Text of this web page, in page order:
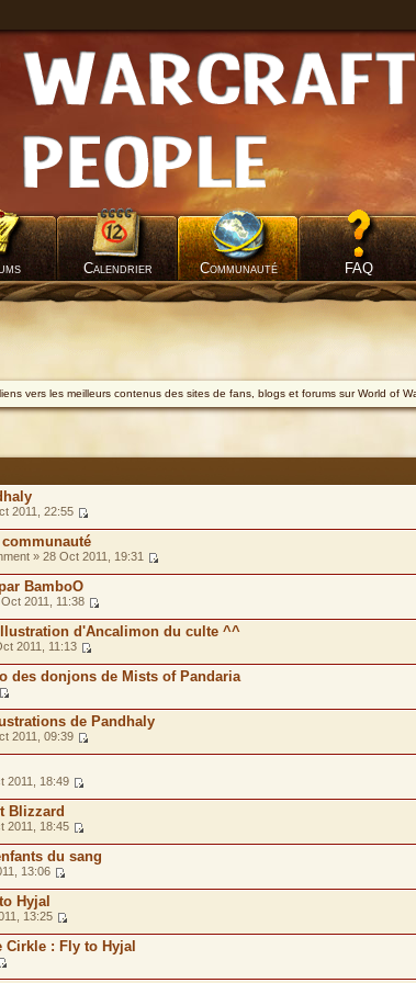
Calendrier Communauté FAQ
vers les meilleurs contenus des sites de fans, blogs et forums sur World of
2011, 22:55
» 28 Oct 2011, 19:31
BamboO
2011, 11:38
d'Ancalimon du culte ^^
2011, 11:13
des donjons de Mists of Pandaria
de Pandhaly
2011, 09:39
2011, 18:49
Blizzard
2011, 18:45
du sang
13:06
Hyjal
13:25
: Fly to Hyjal